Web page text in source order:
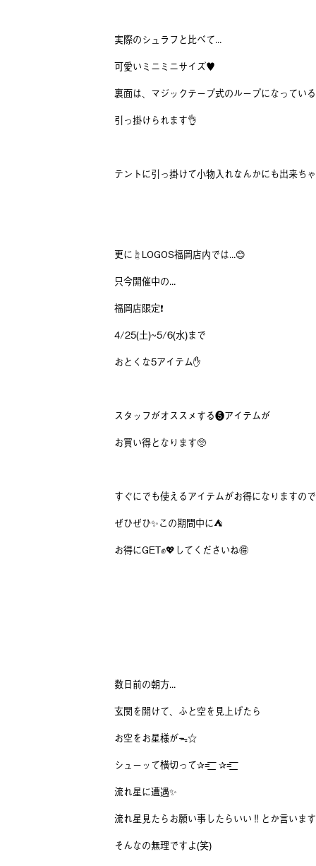
実際のシュラフと比べて...
可愛いミニミニサイズ♥️
裏面は、マジックテープ式のループになってい
引っ掛けられます👌
テントに引っ掛けて小物入れなんかにも出来ち
更に☝️LOGOS福岡店内では...😊
只今開催中の...
福岡店限定❗️
4/25(土)~5/6(水)まで
おとくな5アイテム✋
スタッフがオススメする❺アイテムが
お買い得となります🥺
すぐにでも使えるアイテムがお得になりますの
ぜひぜひ✨この期間中に⛺️
お得にGET✊💖してくださいね🉐
数日前の朝方...
玄関を開けて、ふと空を見上げたら
お空をお星様がᯓ☆
シューッて横切って✰=͟͟͞͞ ✰=͟͟͞͞
流れ星に遭遇✨️
流れ星見たらお願い事したらいい‼️とか言いま
そんなの無理ですよ(笑)